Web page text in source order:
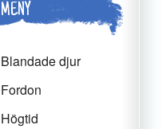
MENY
Blandade djur
Fordon
Högtid